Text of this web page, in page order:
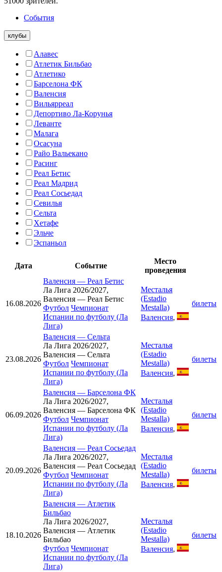
События
клубы
Алавес
Атлетик Бильбао
Атлетико
Барселона ФК
Валенсия
Вильярреал
Депортиво Ла-Корунья
Леванте
Малага
Осасуна
Райо Вальекано
Расинг
Реал Бетис
Реал Мадрид
Реал Сосьедад
Севилья
Сельта
Хетафе
Эльче
Эспаньол
Дата Событие
Место
проведения
16.08.2026
Валенсия — Реал Бетис
Ла Лига 2026/2027,
Валенсия — Реал Бетис
Футбол Чемпионат
Испании по футболу (Ла
Лига)
Месталья
(Estadio
Mestalla)
Валенсия,
билеты
23.08.2026
Валенсия — Сельта
Ла Лига 2026/2027,
Валенсия — Сельта
Футбол Чемпионат
Испании по футболу (Ла
Лига)
Месталья
(Estadio
Mestalla)
Валенсия,
билеты
06.09.2026
Валенсия — Барселона ФК
Ла Лига 2026/2027,
Валенсия — Барселона ФК
Футбол Чемпионат
Испании по футболу (Ла
Лига)
Месталья
(Estadio
Mestalla)
Валенсия,
билеты
20.09.2026
Валенсия — Реал Сосьедад
Ла Лига 2026/2027,
Валенсия — Реал Сосьедад
Футбол Чемпионат
Испании по футболу (Ла
Лига)
Месталья
(Estadio
Mestalla)
Валенсия,
билеты
18.10.2026
Валенсия — Атлетик
Бильбао
Ла Лига 2026/2027,
Валенсия — Атлетик
Бильбао
Футбол Чемпионат
Испании по футболу (Ла
Лига)
Месталья
(Estadio
Mestalla)
Валенсия,
билеты